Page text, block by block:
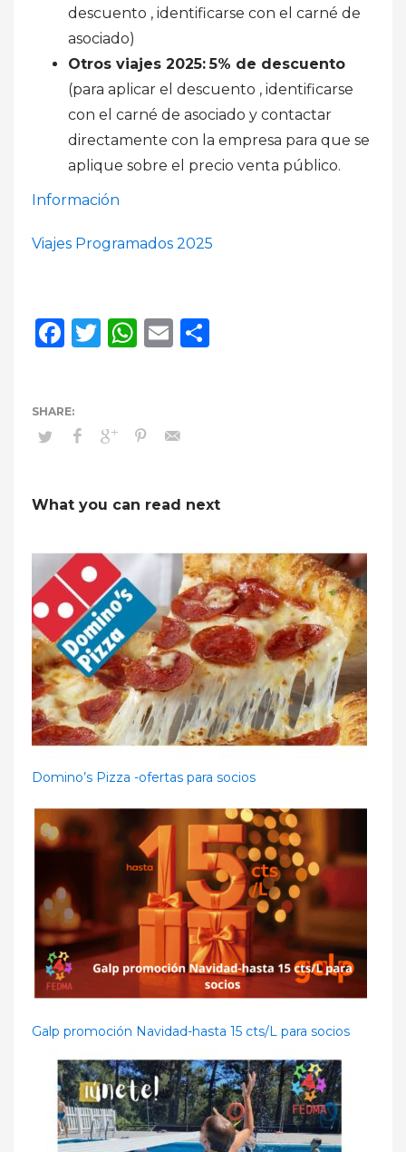
descuento , identificarse con el carné de
asociado)
Otros viajes 2025: 5% de descuento
(para aplicar el descuento , identificarse
con el carné de asociado y contactar
directamente con la empresa para que se
aplique sobre el precio venta público.
Información
Viajes Programados 2025
Facebook
Twitter
WhatsApp
Email
What you can read next
Domino’s Pizza -ofertas para socios
Galp promoción Navidad-hasta 15 cts/L para socios